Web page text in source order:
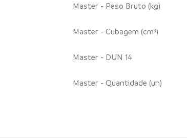
Master - Peso Bruto (kg)
Master - Cubagem (cm³)
Master - DUN 14
Master - Quantidade (un)